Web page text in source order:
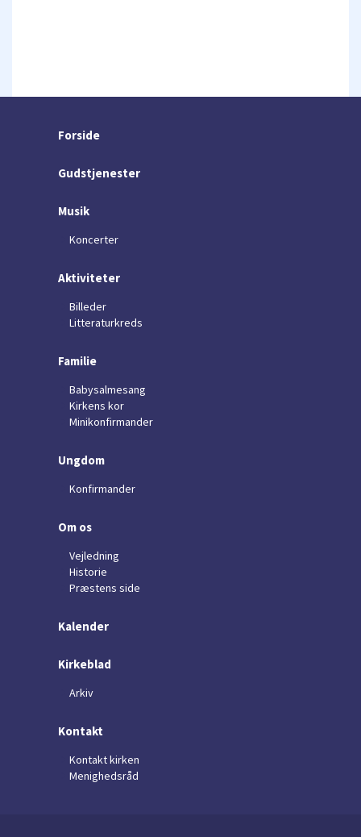
Forside
Gudstjenester
Musik
Koncerter
Aktiviteter
Billeder
Litteraturkreds
Familie
Babysalmesang
Kirkens kor
Minikonfirmander
Ungdom
Konfirmander
Om os
Vejledning
Historie
Præstens side
Kalender
Kirkeblad
Arkiv
Kontakt
Kontakt kirken
Menighedsråd